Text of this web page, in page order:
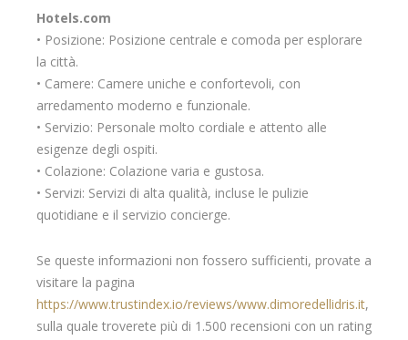
Hotels.com
• Posizione: Posizione centrale e comoda per esplorare
la città.
• Camere: Camere uniche e confortevoli, con
arredamento moderno e funzionale.
• Servizio: Personale molto cordiale e attento alle
esigenze degli ospiti.
• Colazione: Colazione varia e gustosa.
• Servizi: Servizi di alta qualità, incluse le pulizie
quotidiane e il servizio concierge.
Se queste informazioni non fossero sufficienti, provate a
visitare la pagina
https://www.trustindex.io/reviews/www.dimoredellidris.it,
sulla quale troverete più di 1.500 recensioni con un rating